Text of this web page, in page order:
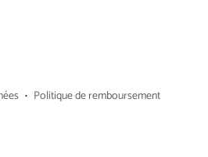
Politique de remboursement